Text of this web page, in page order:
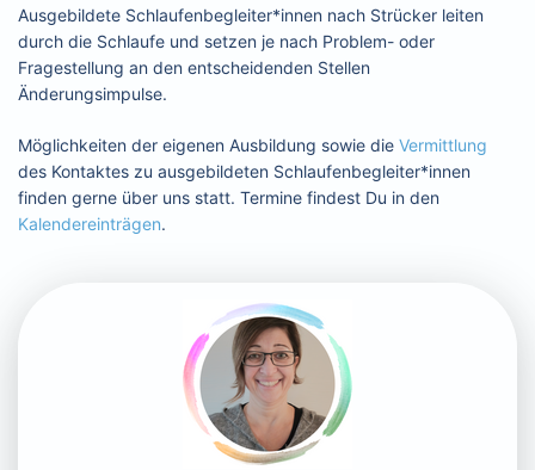
Ausgebildete Schlaufenbegleiter*innen nach Strücker leiten
durch die Schlaufe und setzen je nach Problem- oder
Fragestellung an den entscheidenden Stellen
Änderungsimpulse.
Möglichkeiten der eigenen Ausbildung sowie dieVermittlung
des Kontaktes zu ausgebildeten Schlaufenbegleiter*innen
finden gerne über uns statt. Termine findest Du in den
Kalendereinträgen.